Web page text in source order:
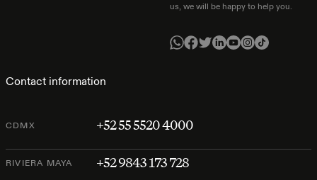
Contact information
CDMX +52 55 5520 4000
RIVIERA MAYA +52 9843 173 728
us, we will be happy to help you.